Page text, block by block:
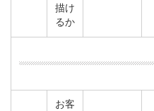
描け
るか
お客